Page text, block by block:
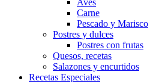
Aves
Carne
Pescado y Marisco
Postres y dulces
Postres con frutas
Quesos, recetas
Salazones y encurtidos
Recetas Especiales